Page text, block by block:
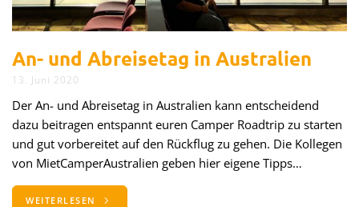
An- und Abreisetag in Australien
13. Juni 2020
Der An- und Abreisetag in Australien kann entscheidend
dazu beitragen entspannt euren Camper Roadtrip zu starten
und gut vorbereitet auf den Rückflug zu gehen. Die Kollegen
von MietCamperAustralien geben hier eigene Tipps…
WEITERLESEN